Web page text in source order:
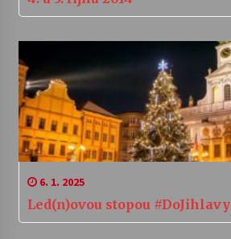
6. 1. 2025
Led(n)ovou stopou #DoJihlavy